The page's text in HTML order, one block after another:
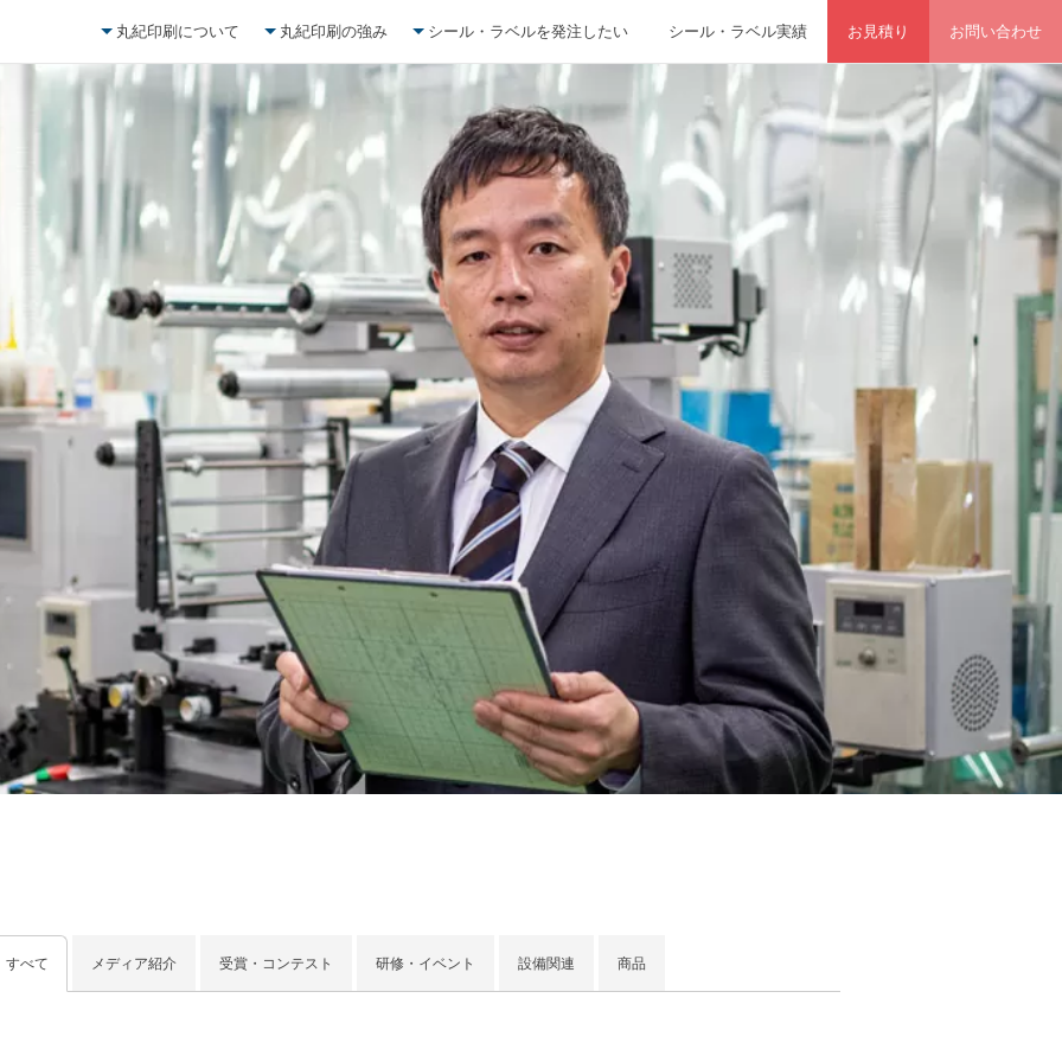
丸紀印刷について 丸紀印刷の強み シール・ラベルを発注したい シール・ラベル実績 お見積り お問い合わせ
すべて メディア紹介 受賞・コンテスト 研修・イベント 設備関連 商品